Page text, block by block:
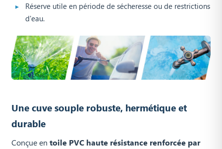
Réserve utile en période de sécheresse ou de restrictions
d'eau.
Une cuve souple robuste, hermétique et
durable
Conçue en toile PVC haute résistance renforcée par